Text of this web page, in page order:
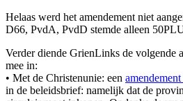
Helaas werd het amendement niet
D66, PvdA, PvdD stemde alleen
Verder diende GrienLinks de volgende
mee in:
• Met de Christenunie: een amendement
in de beleidsbrief: namelijk dat de